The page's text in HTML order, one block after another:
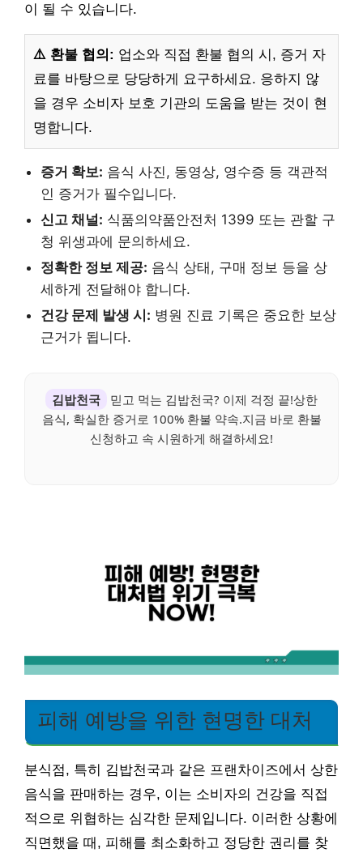
이 될 수 있습니다.
⚠️ 환불 협의: 업소와 직접 환불 협의 시, 증거 자
료를 바탕으로 당당하게 요구하세요. 응하지 않
을 경우 소비자 보호 기관의 도움을 받는 것이 현
명합니다.
증거 확보: 음식 사진, 동영상, 영수증 등 객관적
인 증거가 필수입니다.
신고 채널: 식품의약품안전처 1399 또는 관할 구
청 위생과에 문의하세요.
정확한 정보 제공: 음식 상태, 구매 정보 등을 상
세하게 전달해야 합니다.
건강 문제 발생 시: 병원 진료 기록은 중요한 보상
근거가 됩니다.
김밥천국
믿고 먹는 김밥천국? 이제 걱정 끝!상한
음식, 확실한 증거로 100% 환불 약속.지금 바로 환불
신청하고 속 시원하게 해결하세요!
피해 예방을 위한 현명한 대처
분식점, 특히 김밥천국과 같은 프랜차이즈에서 상한
음식을 판매하는 경우, 이는 소비자의 건강을 직접
적으로 위협하는 심각한 문제입니다. 이러한 상황에
직면했을 때, 피해를 최소화하고 정당한 권리를 찾